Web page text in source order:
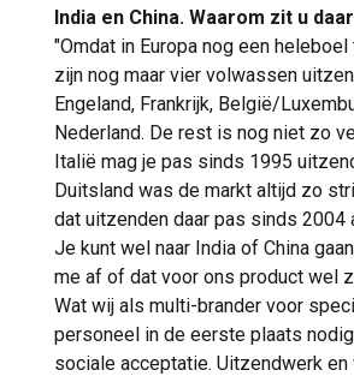
India en China. Waarom zit u
"Omdat in Europa nog een
zijn nog maar vier volwassen
Engeland, Frankrijk, België/
Nederland. De rest is nog niet zo
Italië mag je pas sinds 1995
Duitsland was de markt altijd zo
dat uitzenden daar pas sinds 2004
Je kunt wel naar India of China
me af of dat voor ons product wel
Wat wij als multi-brander voor
personeel in de eerste plaats
sociale acceptatie. Uitzendwerk en